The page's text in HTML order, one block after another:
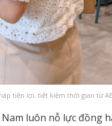
tiện lợi, tiết kiệm thời gian từ
luôn nỗ lực đồng